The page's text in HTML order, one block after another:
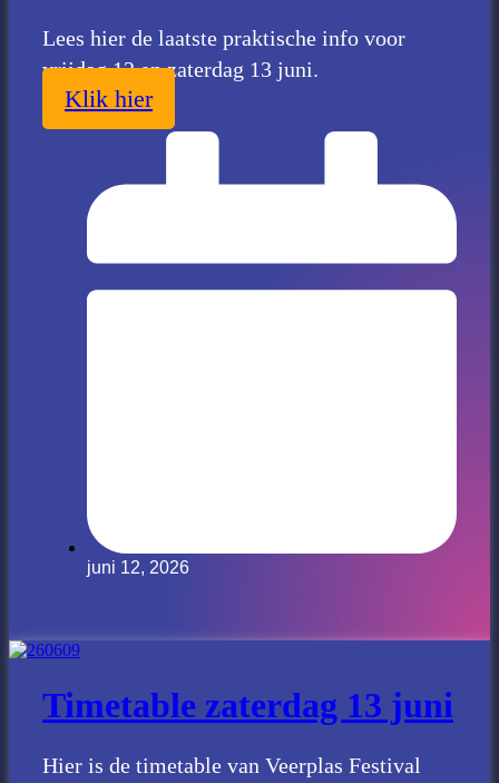
Lees hier de laatste praktische info voor
vrijdag 12 en zaterdag 13 juni.
Klik hier
juni 12, 2026
Timetable zaterdag 13 juni
Hier is de timetable van Veerplas Festival